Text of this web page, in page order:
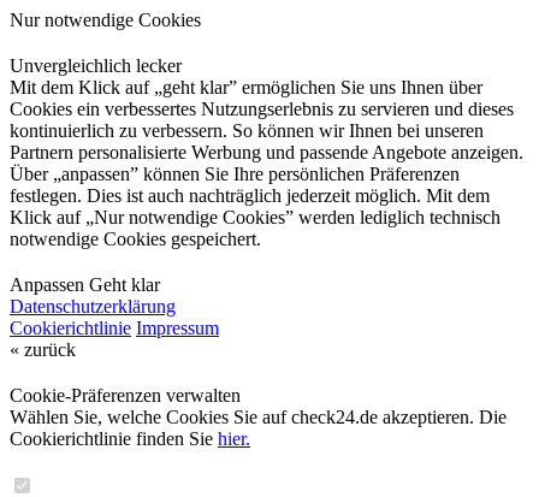
Nur notwendige Cookies
Unvergleichlich lecker
Mit dem Klick auf „geht klar” ermöglichen Sie uns Ihnen über
Cookies ein verbessertes Nutzungserlebnis zu servieren und dieses
kontinuierlich zu verbessern. So können wir Ihnen bei unseren
Partnern personalisierte Werbung und passende Angebote anzeigen.
Über „anpassen” können Sie Ihre persönlichen Präferenzen
festlegen. Dies ist auch nachträglich jederzeit möglich. Mit dem
Klick auf „Nur notwendige Cookies” werden lediglich technisch
notwendige Cookies gespeichert.
Anpassen Geht klar
Datenschutzerklärung
Cookierichtlinie Impressum
« zurück
Cookie-Präferenzen verwalten
Wählen Sie, welche Cookies Sie auf check24.de akzeptieren. Die
Cookierichtlinie finden Sie hier.